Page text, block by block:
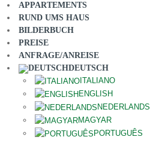
APPARTEMENTS
RUND UMS HAUS
BILDERBUCH
PREISE
ANFRAGE/ANREISE
DEUTSCH
ITALIANO
ENGLISH
NEDERLANDS
MAGYAR
PORTUGUÊS